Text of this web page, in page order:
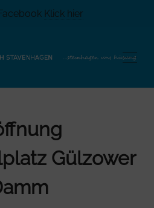
Klick hier
Gülzower